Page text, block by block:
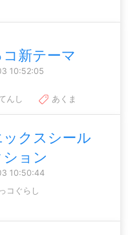
新テーマ
10:52:05
んし あくま
クスシール
ョン
10:50:44
コぐらし